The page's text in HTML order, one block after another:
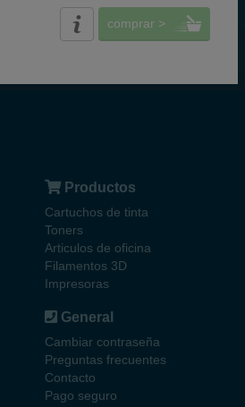
comprar >
Productos
Cartuchos de tinta
Toners
Articulos de oficina
Filamentos 3D
Impresoras
General
Cambiar contraseña
Preguntas frecuentes
Contacto
Pago seguro